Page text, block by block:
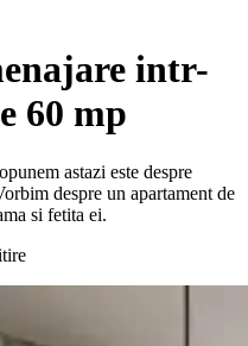
intr-
60 mp
astazi este despre
despre un apartament de
si fetita ei.